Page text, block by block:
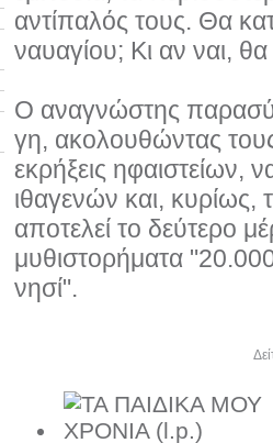
αντίπαλός τους. Θα
ναυαγίου; Κι αν ναι,
Ο αναγνώστης
γη, ακολουθώντας
εκρήξεις ηφαιστείων,
ιθαγενών και, κυρίως,
αποτελεί το δεύτερο
μυθιστορήματα
νησί".